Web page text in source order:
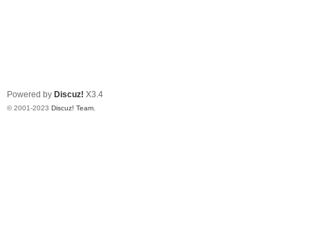
Powered by Discuz! X3.4
© 2001-2023 Discuz! Team